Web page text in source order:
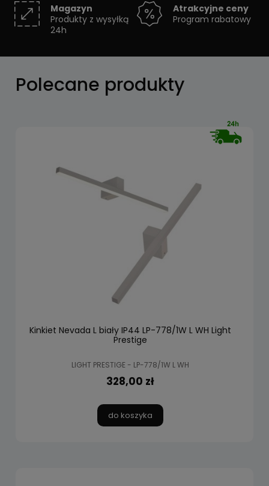
Ryflowane lampy Sollux
Magazyn
Produkty z wysyłką
24h
Atrakcyjne ceny
Program rabatowy
Polecane produkty
Kinkiet Nevada L biały IP44 LP-778/1W L WH Light
Prestige
LIGHT PRESTIGE - LP-778/1W L WH
328,00 zł
do koszyka